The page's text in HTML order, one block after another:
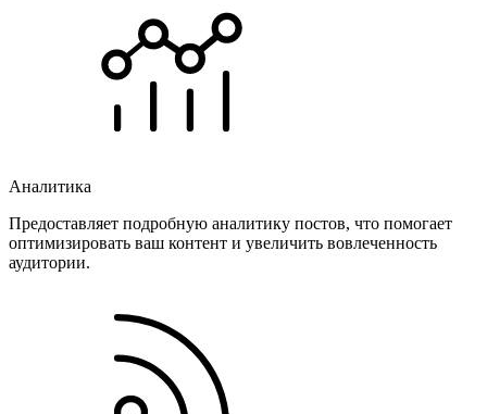
Аналитика
Предоставляет подробную аналитику постов, что помогает
оптимизировать ваш контент и увеличить вовлеченность
аудитории.